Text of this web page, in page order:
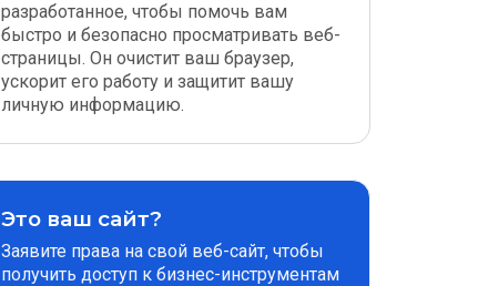
разработанное, чтобы помочь вам
быстро и безопасно просматривать веб-
страницы. Он очистит ваш браузер,
ускорит его работу и защитит вашу
личную информацию.
Это ваш сайт?
Заявите права на свой веб-сайт, чтобы
получить доступ к бизнес-инструментам